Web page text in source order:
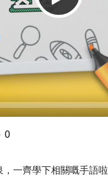
0
一齊學下相關嘅手語啦